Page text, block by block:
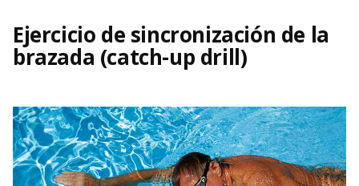
Ejercicio de sincronización de la
brazada (catch-up drill)